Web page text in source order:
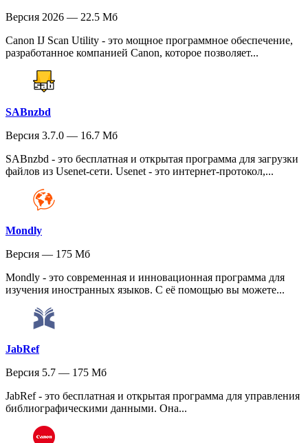
Версия 2026 — 22.5 Мб
Canon IJ Scan Utility - это мощное программное обеспечение,
разработанное компанией Canon, которое позволяет...
SABnzbd
Версия 3.7.0 — 16.7 Мб
SABnzbd - это бесплатная и открытая программа для загрузки
файлов из Usenet-сети. Usenet - это интернет-протокол,...
Mondly
Версия — 175 Мб
Mondly - это современная и инновационная программа для
изучения иностранных языков. С её помощью вы можете...
JabRef
Версия 5.7 — 175 Мб
JabRef - это бесплатная и открытая программа для управления
библиографическими данными. Она...